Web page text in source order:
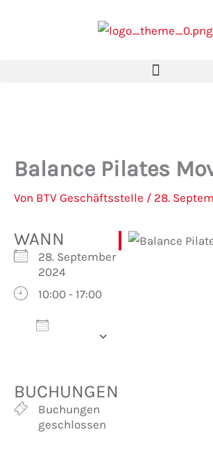
Balance Pilates
Von BTV Geschäftsstelle / 28.
WANN
28. September
2024
10:00 - 17:00
Kalender
BUCHUNGEN
Buchungen
geschlossen